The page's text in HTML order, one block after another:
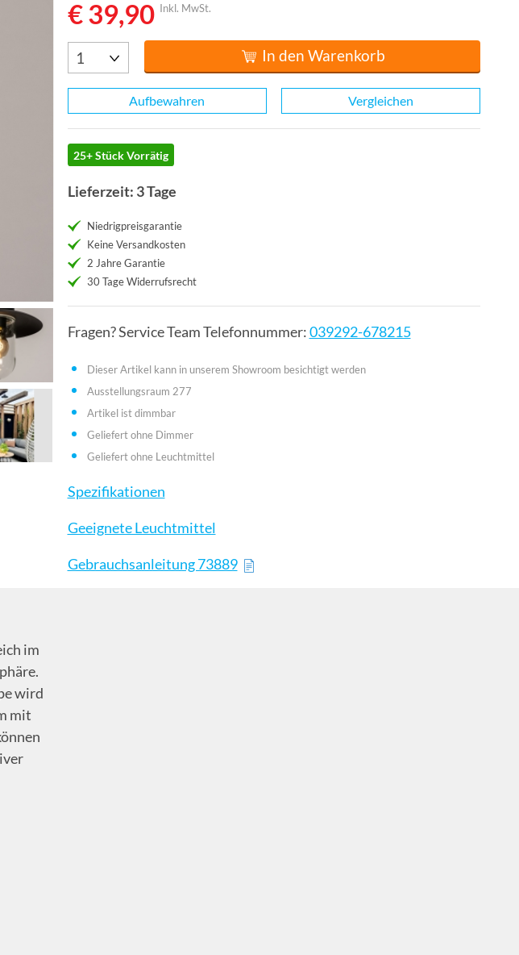
€ 39,90 Inkl. MwSt.
In den Warenkorb
Aufbewahren Vergleichen
25+ Stück Vorrätig
Lieferzeit: 3 Tage
Niedrigpreisgarantie
Keine Versandkosten
2 Jahre Garantie
30 Tage Widerrufsrecht
Fragen? Service Team Telefonnummer:039292-678215
Dieser Artikel kann in unserem Showroom besichtigt werden
Ausstellungsraum 277
Artikel ist dimmbar
Geliefert ohne Dimmer
Geliefert ohne Leuchtmittel
Spezifikationen
Geeignete Leuchtmittel
Gebrauchsanleitung 73889
im
wird
mit